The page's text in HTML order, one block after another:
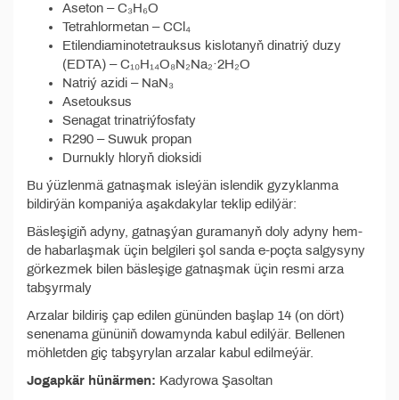
Aseton – C₃H₆O
Tetrahlormetan – CCl₄
Etilendiaminоtetrauksus kislotanyň dinatriý duzy
(EDTA) – C₁₀H₁₄O₈N₂Na₂·2H₂O
Natriý azidi – NaN₃
Asetouksus
Senagat trinatriýfosfaty
R290 – Suwuk propan
Durnukly hloryň dioksidi
Bu ýüzlenmä gatnaşmak isleýän islendik gyzyklanma
bildirýän kompaniýa aşakdakylar teklip edilýär:
Bäsleşigiň adyny, gatnaşýan guramanyň doly adyny hem-
de habarlaşmak üçin belgileri şol sanda e-poçta salgysyny
görkezmek bilen bäsleşige gatnaşmak üçin resmi arza
tabşyrmaly
Arzalar bildiriş çap edilen gününden başlap 14 (on dört)
senenama gününiň dowamynda kabul edilýär. Bellenen
möhletden giç tabşyrylan arzalar kabul edilmeýär.
Jogapkär hünärmen: Kadyrowa Şasoltan